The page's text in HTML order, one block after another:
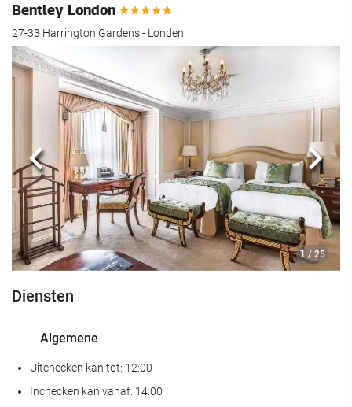
Bentley London
27-33 Harrington Gardens - Londen
1 / 25
Vorige
Diensten
Algemene
Uitchecken kan tot: 12:00
Inchecken kan vanaf: 14:00